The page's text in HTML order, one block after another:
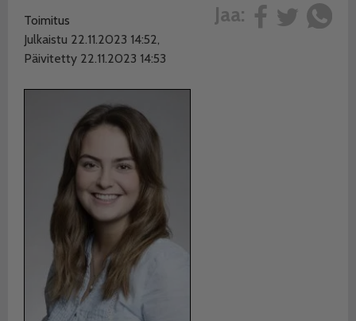
Jaa:
Toimitus
Julkaistu 22.11.2023 14:52,
Päivitetty 22.11.2023 14:53